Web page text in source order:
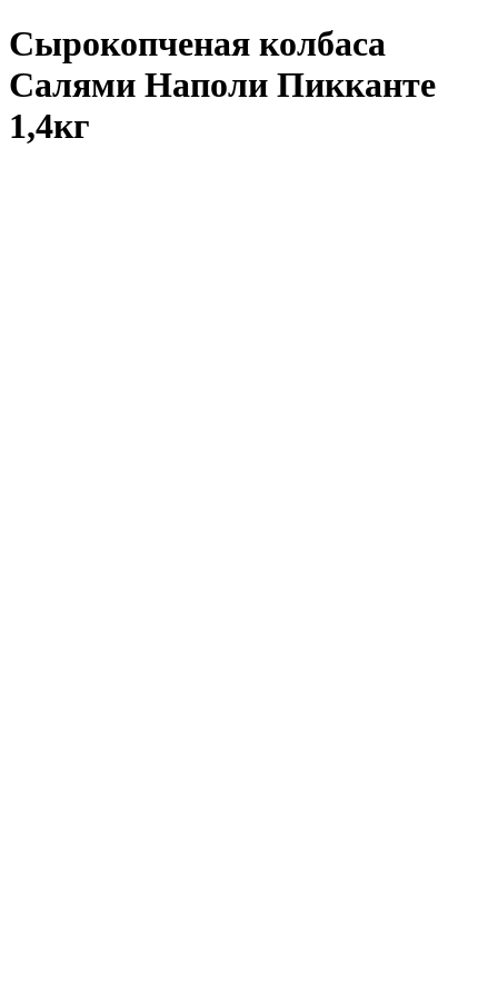
Сырокопченая колбаса
Салями Наполи Пикканте
1,4кг